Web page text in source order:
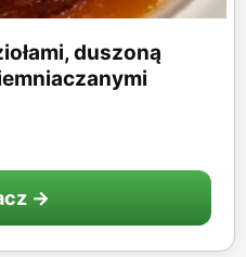
duszoną
→